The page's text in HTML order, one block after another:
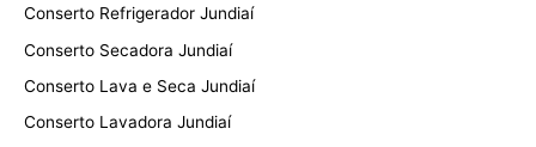
Conserto Refrigerador Jundiaí
Conserto Secadora Jundiaí
Conserto Lava e Seca Jundiaí
Conserto Lavadora Jundiaí